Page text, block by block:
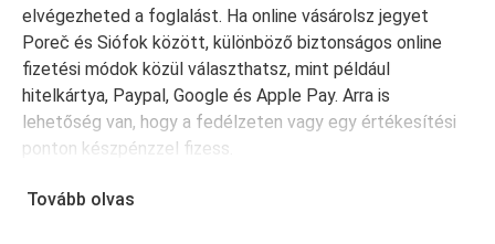
elvégezheted a foglalást. Ha online vásárolsz jegyet
Poreč és Siófok között, különböző biztonságos online
fizetési módok közül választhatsz, mint például
hitelkártya, Paypal, Google és Apple Pay. Arra is
lehetőség van, hogy a fedélzeten vagy egy értékesítési
ponton készpénzzel fizess.
Tovább olvas